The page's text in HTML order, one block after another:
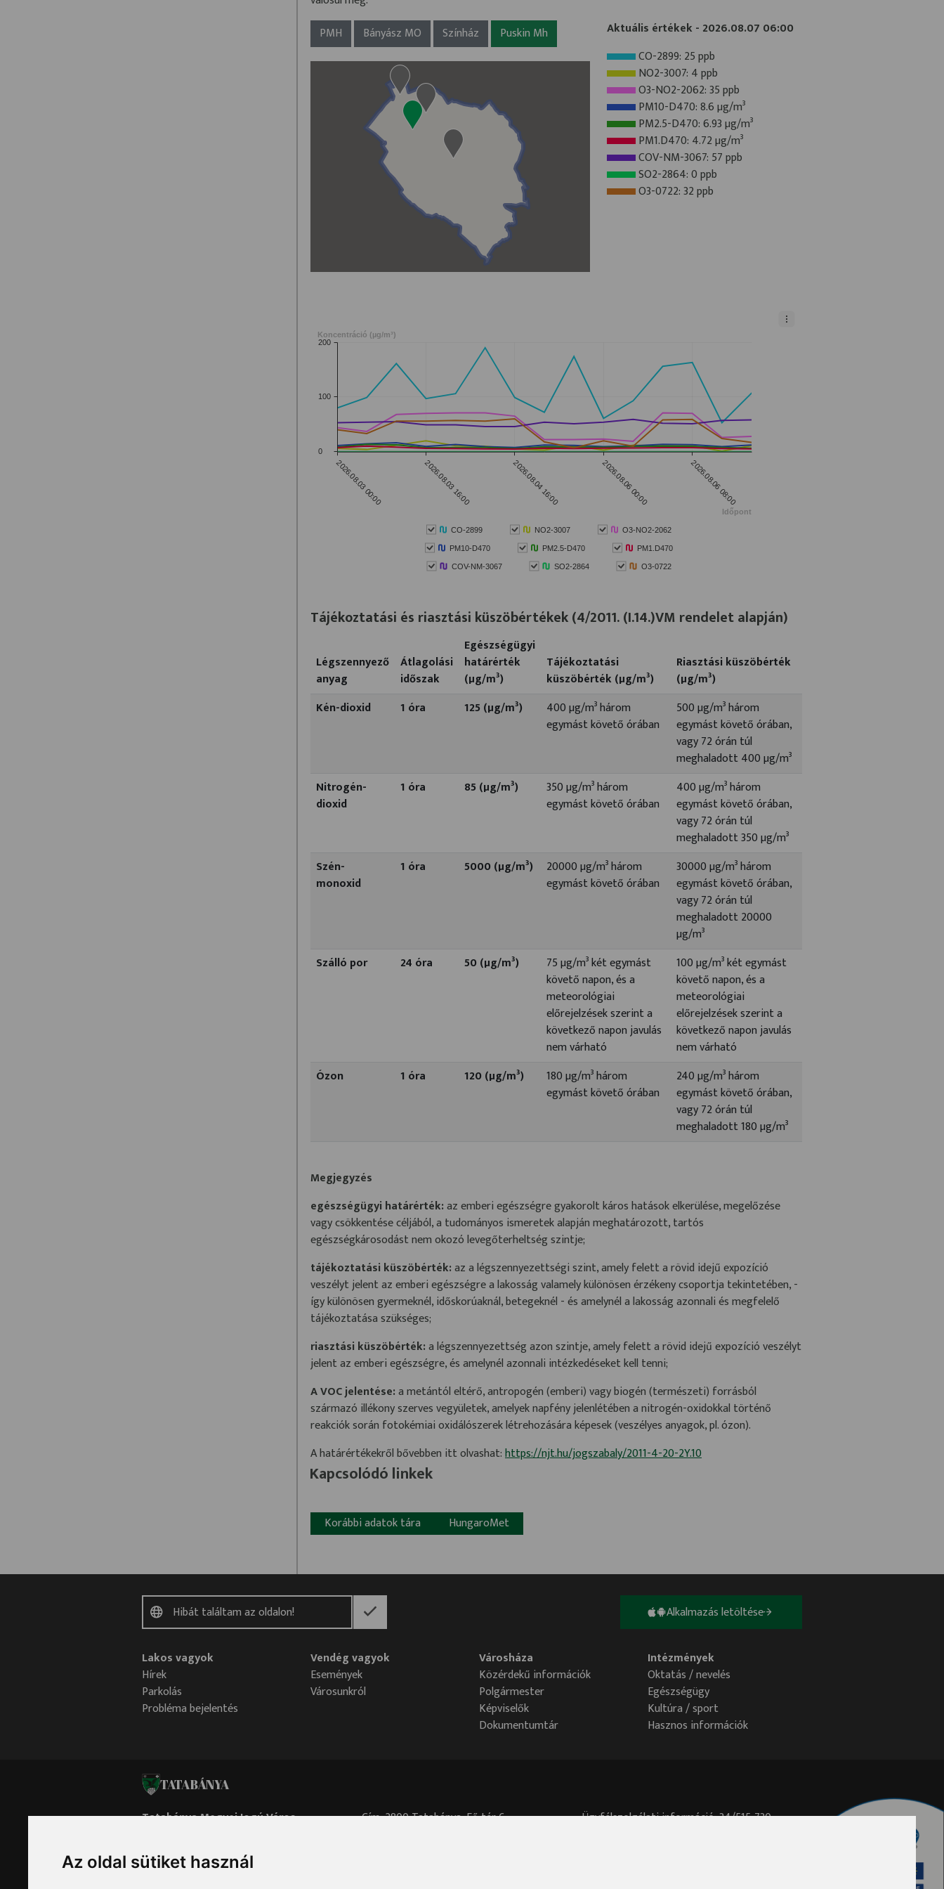
Az oldal sütiket használ
PMH
Bányász MO Színház Puskin Mh
Aktuális értékek - 2026.08.07 06:00
CO-2899: 25 ppb
NO2-3007: 4 ppb
O3-NO2-2062: 35 ppb
PM10-D470: 8.6 µg/m³
PM2.5-D470: 6.93 µg/m³
PM1.D470: 4.72 µg/m³
COV-NM-3067: 57 ppb
SO2-2864: 0 ppb
O3-0722: 32 ppb
Tájékoztatási és riasztási küszöbértékek (4/2011. (I.14.)VM rendelet alapján)
Légszennyező
anyag
Átlagolási
időszak
Egészségügyi
határérték
(µg/m³)
Tájékoztatási
küszöbérték (µg/m³)
Riasztási küszöbérték
(µg/m³)
Kén-dioxid
1 óra 125 (µg/m³)
400 µg/m³ három
egymást követő órában
500 µg/m³ három
egymást követő órában,
vagy 72 órán túl
meghaladott 400 µg/m³
Nitrogén-
dioxid
1 óra 85 (µg/m³)
350 µg/m³ három
egymást követő órában
400 µg/m³ három
egymást követő órában,
vagy 72 órán túl
meghaladott 350 µg/m³
Szén-
monoxid
1 óra 5000 (µg/m³)
20000 µg/m³ három
egymást követő órában
30000 µg/m³ három
egymást követő órában,
vagy 72 órán túl
meghaladott 20000
µg/m³
Szálló por
24 óra 50 (µg/m³)
75 µg/m³ két egymást
követő napon, és a
meteorológiai
előrejelzések szerint a
következő napon javulás
nem várható
100 µg/m³ két egymást
követő napon, és a
meteorológiai
előrejelzések szerint a
következő napon javulás
nem várható
Ózon
1 óra 120 (µg/m³)
180 µg/m³ három
egymást követő órában
240 µg/m³ három
egymást követő órában,
vagy 72 órán túl
meghaladott 180 µg/m³
Megjegyzés
egészségügyi határérték:az emberi egészségre gyakorolt káros hatások elkerülése, megelőzése
vagy csökkentése céljából, a tudományos ismeretek alapján meghatározott, tartós
egészségkárosodást nem okozó levegőterheltség szintje;
tájékoztatási küszöbérték:az a légszennyezettségi szint, amely felett a rövid idejű expozíció
veszélyt jelent az emberi egészségre a lakosság valamely különösen érzékeny csoportja tekintetében, -
így különösen gyermeknél, időskorúaknál, betegeknél - és amelynél a lakosság azonnali és megfelelő
tájékoztatása szükséges;
riasztási küszöbérték:a légszennyezettség azon szintje, amely felett a rövid idejű expozíció veszélyt
jelent az emberi egészségre, és amelynél azonnali intézkedéseket kell tenni;
A VOC jelentése:a metántól eltérő, antropogén (emberi) vagy biogén (természeti) forrásból
származó illékony szerves vegyületek, amelyek napfény jelenlétében a nitrogén-oxidokkal történő
reakciók során fotokémiai oxidálószerek létrehozására képesek (veszélyes anyagok, pl. ózon).
A határértékekről bővebben itt olvashat:https://njt.hu/jogszabaly/2011-4-20-2Y.10
Kapcsolódó linkek
Korábbi adatok tára HungaroMet
Alkalmazás letöltése
Lakos vagyok
Hírek
Parkolás
Probléma bejelentés
Vendég vagyok
Események
Városunkról
Városháza
Közérdekű információk
Polgármester
Képviselők
Dokumentumtár
Intézmények
Oktatás / nevelés
Egészségügy
Kultúra / sport
Hasznos információk
TATABÁNYA
Tatabánya Megyei Jogú Város
Cím: 2800 Tatabánya, Fő tér 6.
Ügyfélszolgálati információ: 34/515-730
Oldaltérkép ImpresszumAdatvédelem